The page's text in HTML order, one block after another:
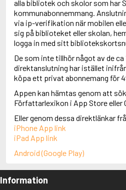
alla bibliotek och skolor som har
kommunabonnemmang.
via ip-verifikation när mobilen
sig på biblioteket eller skolan,
logga in med sitt
De som inte tillhör något av de ca
direktanslutning har istället
köpa ett privat abonnemang för
Appen kan hämtas genom att
Författarlexikon i App Store eller
Eller genom dessa direktlänkar
iPhone App link
iPad App link
Android (Google Play)
Information